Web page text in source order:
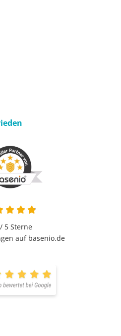
4.9 von 5
5Sterne
auf basenio.de
öffnet in neuem Fenster